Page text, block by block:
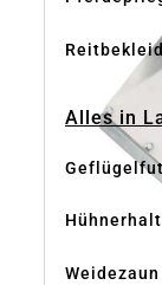
Alles in
Weidezaun